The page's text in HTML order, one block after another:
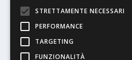
Stampamedia.net è una delle
Partita IVA07921450156
STRETTAMENTE NECESSARI
PERFORMANCE
TARGETING
FUNZIONALITÀ